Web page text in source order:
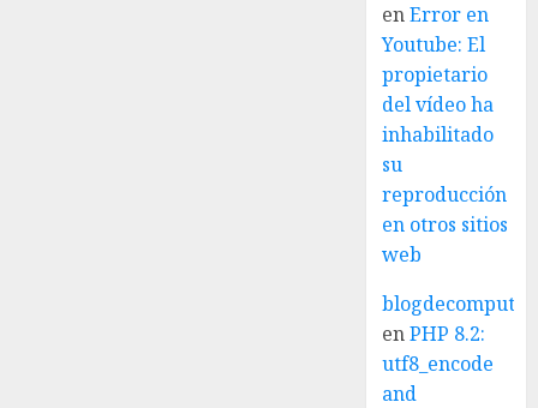
enError en
Youtube: El
propietario
del vídeo ha
inhabilitado
su
reproducción
en otros sitios
web
enPHP 8.2:
utf8_encode
and